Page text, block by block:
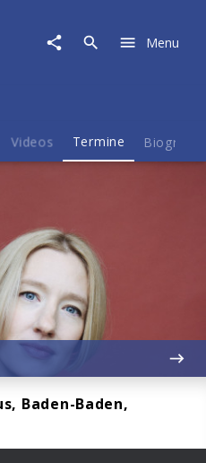
Menu
Videos Termine Biografie
Baden-Baden,